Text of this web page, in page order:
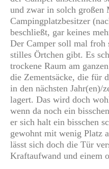
und zwar in solch großen
Campingplatzbesitzer
beschließt, gar keines
Der Camper soll mal froh
stilles Örtchen gibt. Es
trockene Raum am
die Zementsäcke, die für
in den nächsten Jahr(en)/
lagert. Das wird doch
wenn da noch ein
er sich halt ein bisschen
gewohnt mit wenig Platz
lässt sich doch die Tür
Kraftaufwand und einem